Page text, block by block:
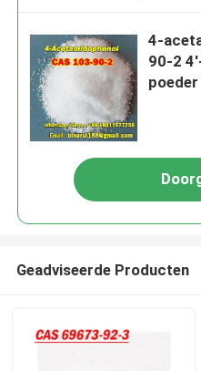
4-
90-2
poeder
Geadviseerde Producten